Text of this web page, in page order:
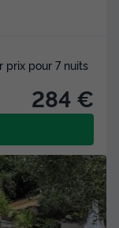
prix pour 7 nuits
284 €